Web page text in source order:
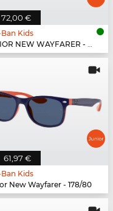
72,00 €
Kids
NEW WAYFARER - 702855
61,97 €
Kids
New Wayfarer - 178/80